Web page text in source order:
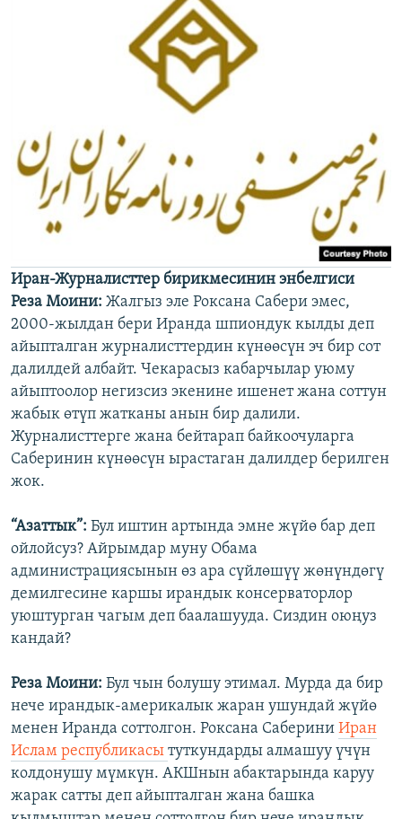
Иран-Журналисттер бирикмесинин энбелгиси
Реза Моини: Жалгыз эле Роксана Сабери эмес,
2000-жылдан бери Иранда шпиондук кылды деп
айыпталган журналисттердин күнөөсүн эч бир сот
далилдей албайт. Чекарасыз кабарчылар уюму
айыптоолор негизсиз экенине ишенет жана соттун
жабык өтүп жатканы анын бир далили.
Журналисттерге жана бейтарап байкоочуларга
Саберинин күнөөсүн ырастаган далилдер берилген
жок.
“Азаттык”: Бул иштин артында эмне жүйө бар деп
ойлойсуз? Айрымдар муну Обама
администрациясынын өз ара сүйлөшүү жөнүндөгү
демилгесине каршы ирандык консерваторлор
уюштурган чагым деп баалашууда. Сиздин оюңуз
кандай?
Реза Моини: Бул чын болушу этимал. Мурда да бир
нече ирандык-америкалык жаран ушундай жүйө
менен Иранда соттолгон. Роксана Саберини Иран
Ислам республикасы туткундарды алмашуу үчүн
колдонушу мүмкүн. АКШнын абактарында каруу
жарак сатты деп айыпталган жана башка